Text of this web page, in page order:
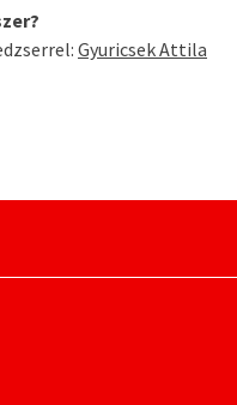
Gyuricsek Attila